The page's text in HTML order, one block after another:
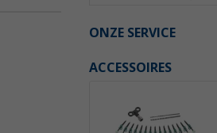
ONZE SERVICE
ACCESSOIRES